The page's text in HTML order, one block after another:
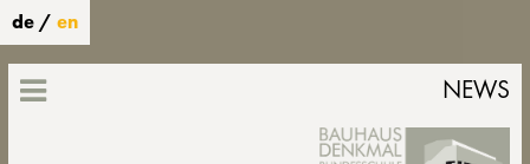
de / en
NEWS